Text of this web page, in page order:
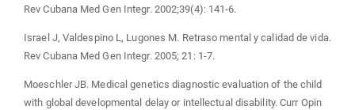
Rev Cubana Med Gen Integr. 2002;39(4): 141-6.
Israel J, Valdespino L, Lugones M. Retraso mental y calidad de vida.
Rev Cubana Med Gen Integr. 2005; 21: 1-7.
Moeschler JB. Medical genetics diagnostic evaluation of the child
with global developmental delay or intellectual disability. Curr Opin